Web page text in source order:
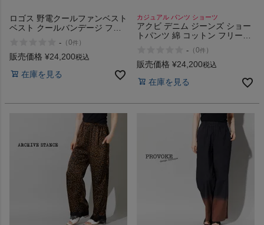
ロゴス 野電クールファンベスト
ベスト クールバンデージ ファ
熱中症対策 LOGOS
- （0件 ）
販売価格 ¥24,200税込
在庫を見る
カジュアル パンツ ショーツ
アクビ デニム ジーンズ ショー
トパンツ 綿 コットン フリーサ
ャレ Aquvii CONTROL TACK
SHORTS CAVOUR aq530
- （0件 ）
販売価格 ¥24,200税込
在庫を見る